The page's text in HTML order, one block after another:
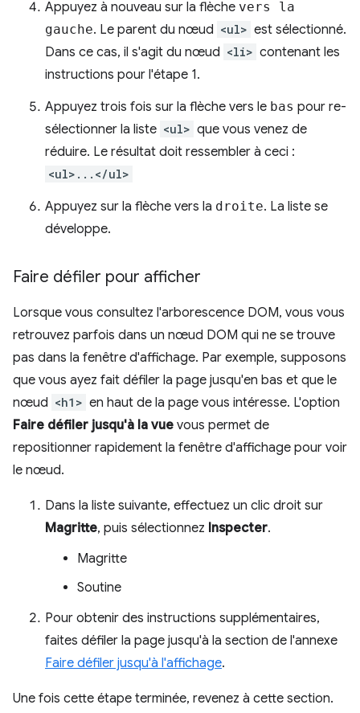
Appuyez à nouveau sur la flèche vers la
gauche. Le parent du nœud <ul> est sélectionné.
Dans ce cas, il s'agit du nœud <li> contenant les
instructions pour l'étape 1.
Appuyez trois fois sur la flèche vers le bas pour re-
sélectionner la liste <ul> que vous venez de
réduire. Le résultat doit ressembler à ceci :
<ul>...</ul>
Appuyez sur la flèche vers la droite. La liste se
développe.
Faire défiler pour afficher
Lorsque vous consultez l'arborescence DOM, vous vous
retrouvez parfois dans un nœud DOM qui ne se trouve
pas dans la fenêtre d'affichage. Par exemple, supposons
que vous ayez fait défiler la page jusqu'en bas et que le
nœud <h1> en haut de la page vous intéresse. L'option
Faire défiler jusqu'à la vue vous permet de
repositionner rapidement la fenêtre d'affichage pour voir
le nœud.
Dans la liste suivante, effectuez un clic droit sur
Magritte, puis sélectionnez Inspecter.
Magritte
Soutine
Pour obtenir des instructions supplémentaires,
faites défiler la page jusqu'à la section de l'annexe
Faire défiler jusqu'à l'affichage.
Une fois cette étape terminée, revenez à cette section.